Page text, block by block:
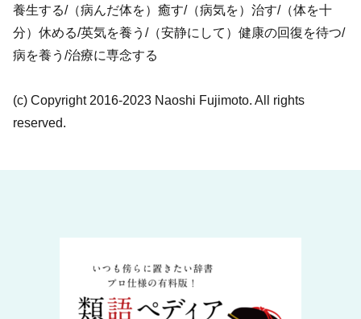
養生する/（病んだ体を）癒す/（病気を）治す/（体を十
分）休める/英気を養う/（安静にして）健康の回復を待つ/
病を養う/治療に専念する
(c) Copyright 2016-2023 Naoshi Fujimoto. All rights
reserved.